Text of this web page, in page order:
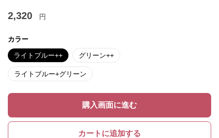
2,320 円
カラー
ライトブルー++ グリーン++
ライトブルー+グリーン
購入画面に進む
カートに追加する